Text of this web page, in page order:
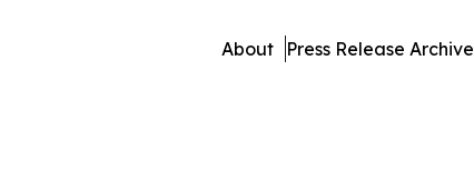
About Press Release Archive